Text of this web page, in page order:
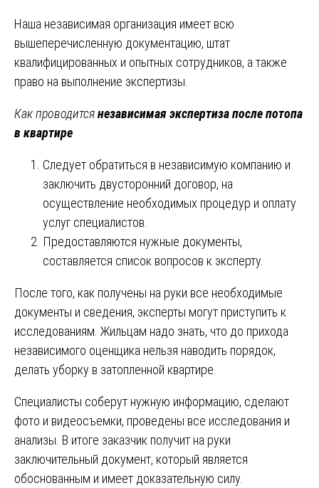
Наша независимая организация имеет всю
вышеперечисленную документацию, штат
квалифицированных и опытных сотрудников, а также
право на выполнение экспертизы.
Как проводитсянезависимая экспертиза после потопа
в квартире
Следует обратиться в независимую компанию и
заключить двусторонний договор, на
осуществление необходимых процедур и оплату
услуг специалистов.
Предоставляются нужные документы,
составляется список вопросов к эксперту.
После того, как получены на руки все необходимые
документы и сведения, эксперты могут приступить к
исследованиям. Жильцам надо знать, что до прихода
независимого оценщика нельзя наводить порядок,
делать уборку в затопленной квартире.
Специалисты соберут нужную информацию, сделают
фото и видеосъемки, проведены все исследования и
анализы. В итоге заказчик получит на руки
заключительный документ, который является
обоснованным и имеет доказательную силу.